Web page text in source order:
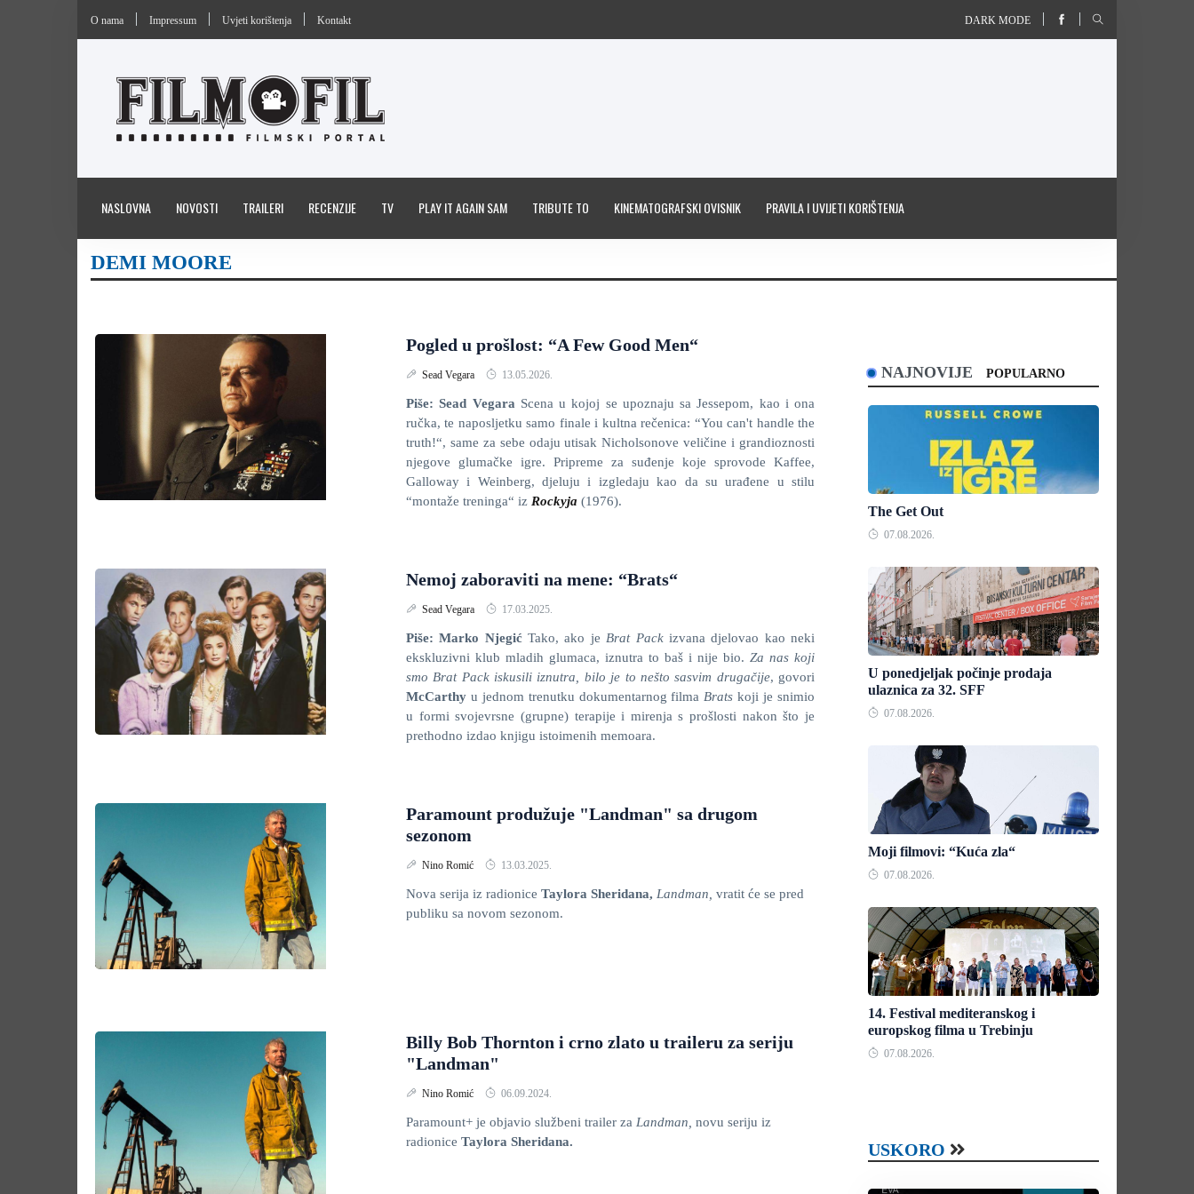
O nama Impressum Uvjeti korištenja Kontakt DARK MODE
NASLOVNA NOVOSTI TRAILERI RECENZIJE TV PLAY IT AGAIN SAM TRIBUTE TO KINEMATOGRAFSKI OVISNIK PRAVILA I UVIJETI KORIŠTENJA
DEMI MOORE
Pogled u prošlost: “A Few Good Men“
Sead Vegara 13.05.2026.
Piše: Sead Vegara Scena u kojoj se upoznaju sa Jessepom, kao i ona
ručka, te naposljetku samo finale i kultna rečenica: “You can't handle the
truth!“, same za sebe odaju utisak Nicholsonove veličine i grandioznosti
njegove glumačke igre. Pripreme za suđenje koje sprovode Kaffee,
Galloway i Weinberg, djeluju i izgledaju kao da su urađene u stilu
“montaže treninga“ iz Rockyja (1976).
Nemoj zaboraviti na mene: “Brats“
Sead Vegara 17.03.2025.
Piše: Marko Njegić Tako, ako je Brat Pack izvana djelovao kao neki
ekskluzivni klub mladih glumaca, iznutra to baš i nije bio. Za nas koji
smo Brat Pack iskusili iznutra, bilo je to nešto sasvim drugačije, govori
McCarthy u jednom trenutku dokumentarnog filma Bratskoji je snimio
u formi svojevrsne (grupne) terapije i mirenja s prošlosti nakon što je
prethodno izdao knjigu istoimenih memoara.
Paramount produžuje "Landman" sa drugom
sezonom
Nino Romić 13.03.2025.
Nova serija iz radionice Taylora Sheridana, Landman, vratit će se pred
publiku sa novom sezonom.
Billy Bob Thornton i crno zlato u traileru za seriju
"Landman"
Nino Romić 06.09.2024.
Paramount+ je objavio službeni trailer za Landman, novu seriju iz
radionice Taylora Sheridana.
NAJNOVIJE POPULARNO
The Get Out
07.08.2026.
U ponedjeljak počinje prodaja
ulaznica za 32. SFF
07.08.2026.
Moji filmovi: “Kuća zla“
07.08.2026.
14. Festival mediteranskog i
europskog filma u Trebinju
07.08.2026.
USKORO